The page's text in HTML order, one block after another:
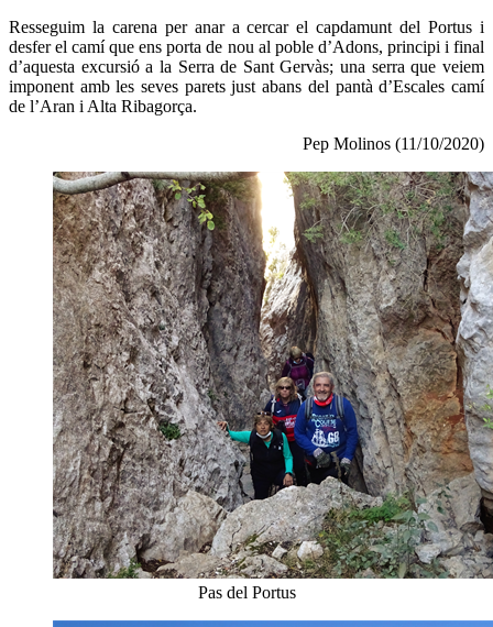
Resseguim la carena per anar a cercar el capdamunt del Portus i
desfer el camí que ens porta de nou al poble d’Adons, principi i final
d’aquesta excursió a la Serra de Sant Gervàs; una serra que veiem
imponent amb les seves parets just abans del pantà d’Escales camí
de l’Aran i Alta Ribagorça.
Pep Molinos (11/10/2020)
Pas del Portus